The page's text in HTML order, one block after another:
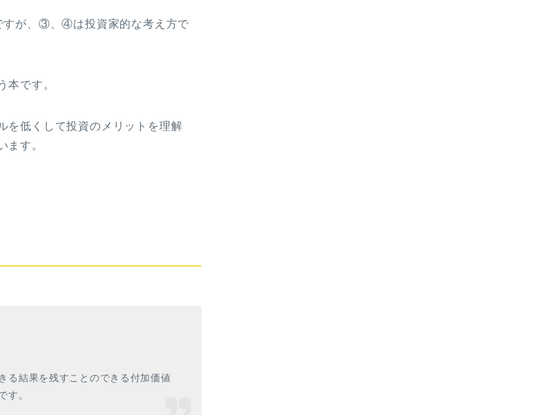
すが、③、④は投資家的な考え方で
です。
を低くして投資のメリットを理解
ます。
る結果を残すことのできる付加価値
す。